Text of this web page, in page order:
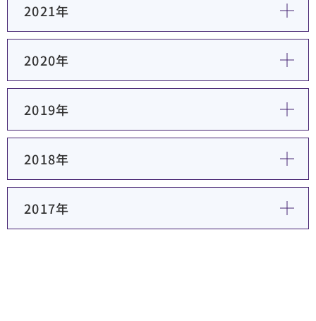
2021年
2020年
2019年
2018年
2017年
研修・入局
（臨床研究・治験センター）